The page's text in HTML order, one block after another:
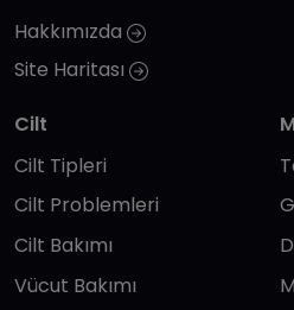
Hakkımızda
Site Haritası
Cilt
Cilt Tipleri
Cilt Problemleri
Cilt Bakımı
Vücut Bakımı